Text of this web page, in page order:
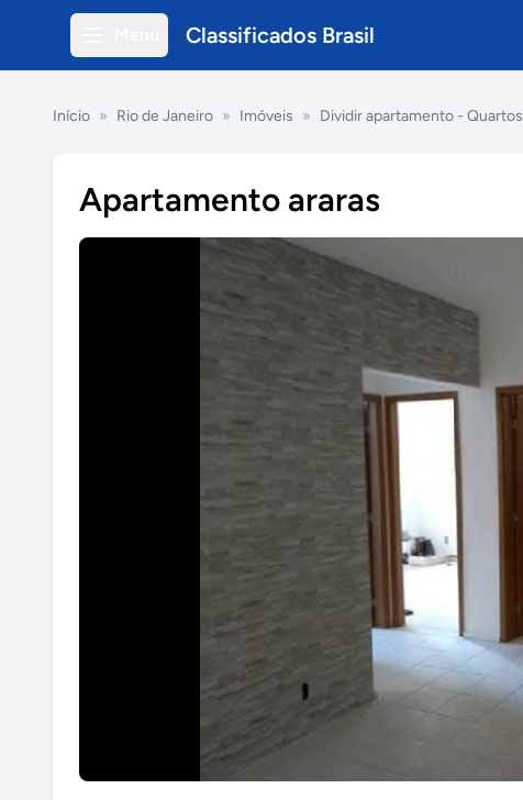
Classificados Brasil
Início » Rio de Janeiro » Imóveis » Dividir apartamento - Quartos
Apartamento araras